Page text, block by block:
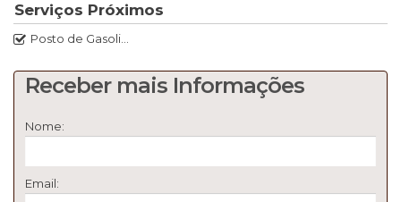
Escritório
Sala Comercial
Galpão com 02 Banheiros
- EXCELENTE PRÉDIO COMERCIAL EM UMA
Serviços Próximos
Posto de Gasolina
Receber mais Informações
Nome:
Email: